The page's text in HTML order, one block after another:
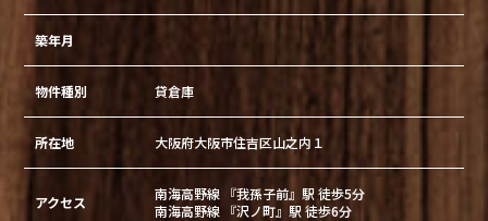
築年月
物件種別 貸倉庫
所在地 大阪府大阪市住吉区山之内１
アクセス
南海高野線 『我孫子前』駅 徒歩5分
南海高野線 『沢ノ町』駅 徒歩6分